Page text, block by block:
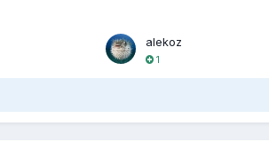
alekoz
1